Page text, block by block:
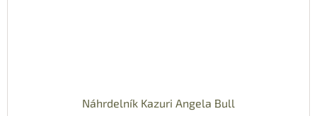
Náhrdelník Kazuri Angela Bull